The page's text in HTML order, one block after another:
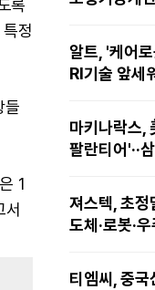
록
정
들
1
알트, '케어
RI기술 앞세
마키나락스,
팔란티어'··
져스텍, 초
도체·로봇·
티엠씨, 중